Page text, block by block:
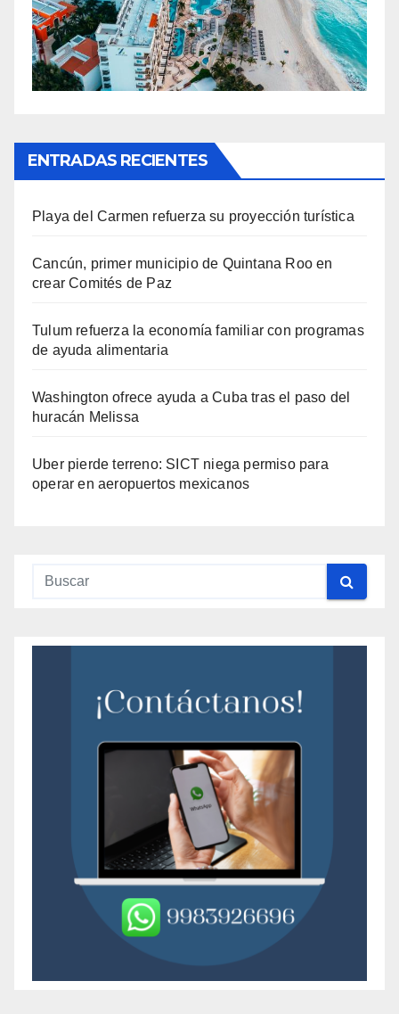
ENTRADAS RECIENTES
Playa del Carmen refuerza su proyección turística
Cancún, primer municipio de Quintana Roo en
crear Comités de Paz
Tulum refuerza la economía familiar con programas
de ayuda alimentaria
Washington ofrece ayuda a Cuba tras el paso del
huracán Melissa
Uber pierde terreno: SICT niega permiso para
operar en aeropuertos mexicanos